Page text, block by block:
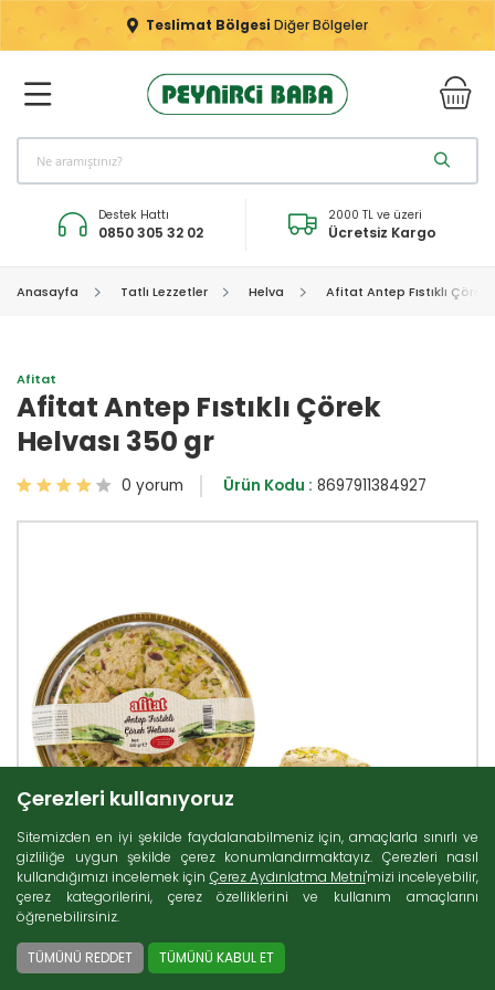
Teslimat Bölgesi Diğer Bölgeler
Destek Hattı
0850 305 32 02
2000 TL ve üzeri
Ücretsiz Kargo
Anasayfa Tatlı Lezzetler Helva Afitat Antep Fıstıklı Çörek
Afitat
Afitat Antep Fıstıklı Çörek
Helvası 350 gr
0 yorum Ürün Kodu : 8697911384927
Çerezleri kullanıyoruz
Sitemizden en iyi şekilde faydalanabilmeniz için, amaçlarla sınırlı ve
gizliliğe uygun şekilde çerez konumlandırmaktayız. Çerezleri nasıl
kullandığımızı incelemek için Çerez Aydınlatma Metni'mizi inceleyebilir,
çerez kategorilerini, çerez özelliklerini ve kullanım amaçlarını
öğrenebilirsiniz.
TÜMÜNÜ REDDET TÜMÜNÜ KABUL ET